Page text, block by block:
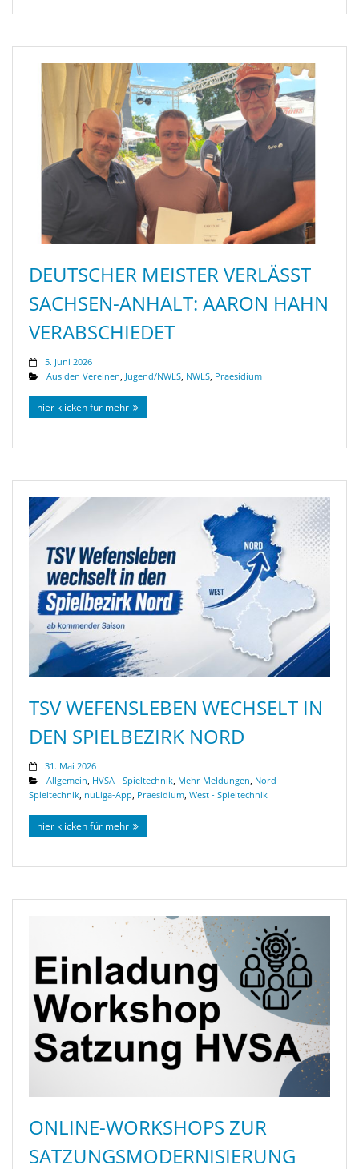
DEUTSCHER MEISTER VERLÄSST
SACHSEN-ANHALT: AARON HAHN
VERABSCHIEDET
5. Juni 2026
Aus den Vereinen Jugend/NWLS NWLS Praesidium
hier klicken für mehr
TSV WEFENSLEBEN WECHSELT IN
DEN SPIELBEZIRK NORD
31. Mai 2026
Allgemein, HVSA - Spieltechnik, Mehr Meldungen, Nord -
Spieltechnik, nuLiga-App, Praesidium, West - Spieltechnik
hier klicken für mehr
ONLINE-WORKSHOPS ZUR
SATZUNGSMODERNISIERUNG